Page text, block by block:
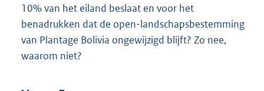
10% van het eiland beslaat en voor het
benadrukken dat de open-landschapsbestemming
van Plantage Bolivia ongewijzigd blijft? Zo nee,
waarom niet?